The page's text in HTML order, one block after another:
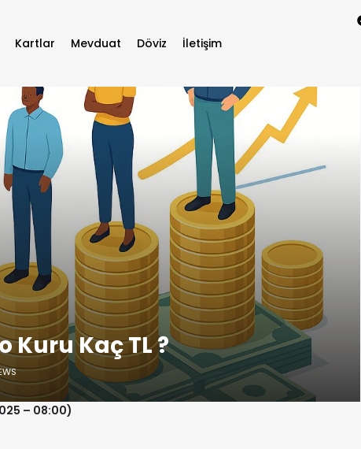
Kartlar Mevduat Döviz İletişim
Kuru Kaç TL ?
– 08:00)